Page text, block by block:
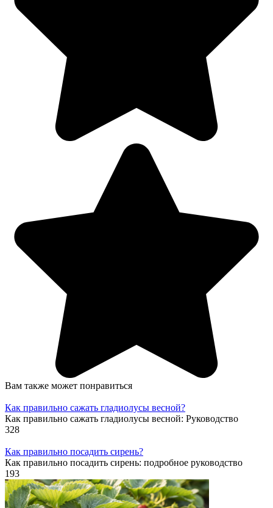
Вам также может понравиться
Как правильно сажать гладиолусы весной?
Как правильно сажать гладиолусы весной: Руководство
328
Как правильно посадить сирень?
Как правильно посадить сирень: подробное руководство
193